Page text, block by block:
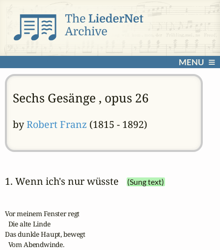
MENU
Sechs Gesänge , opus 26
byRobert Franz (1815 - 1892)
1. Wenn ich's nur wüsste (Sung text)
Vor meinem Fenster regt
  Die alte Linde
Das dunkle Haupt, bewegt
  Vom Abendwinde.